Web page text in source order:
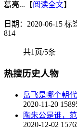
葛亮...【阅读全文】
日期：2020-06-15 标
814
共1页/5条
热搜历史人物
岳飞是哪个朝
2020-11-20
陶朱公是谁，
2020-12-02